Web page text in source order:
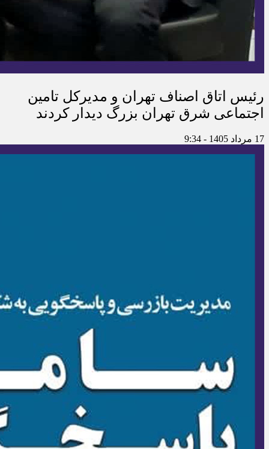
رئیس اتاق اصناف تهران و مدیرکل تامین
اجتماعی شرق تهران بزرگ دیدار کردند